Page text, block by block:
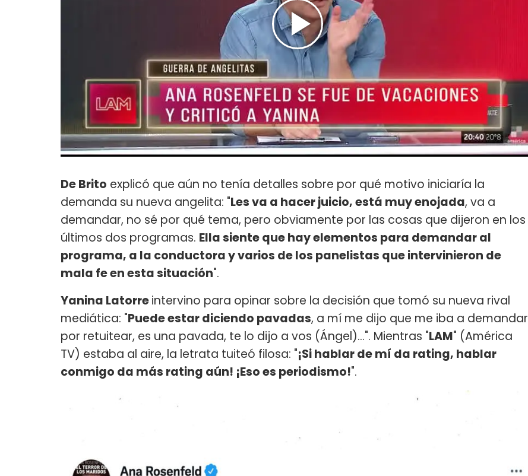
De Brito explicó que aún no tenía detalles sobre por qué motivo iniciaría la
demanda su nueva angelita: "Les va a hacer juicio, está muy enojada, va a
demandar, no sé por qué tema, pero obviamente por las cosas que dijeron en los
últimos dos programas. Ella siente que hay elementos para demandar al
programa, a la conductora y varios de los panelistas que intervinieron de
mala fe en esta situación".
Yanina Latorreintervino para opinar sobre la decisión que tomó su nueva rival
mediática: "Puede estar diciendo pavadas, a mí me dijo que me iba a demandar
por retuitear, es una pavada, te lo dijo a vos (Ángel)...". Mientras "LAM" (América
TV) estaba al aire, la letrata tuiteó filosa: "¡Si hablar de mí da rating, hablar
conmigo da más rating aún! ¡Eso es periodismo!".